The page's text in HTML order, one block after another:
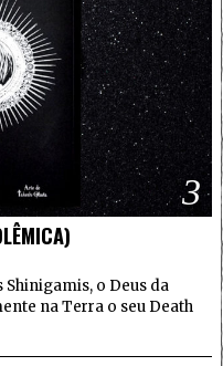
3
o Deus da
na Terra o seu Death